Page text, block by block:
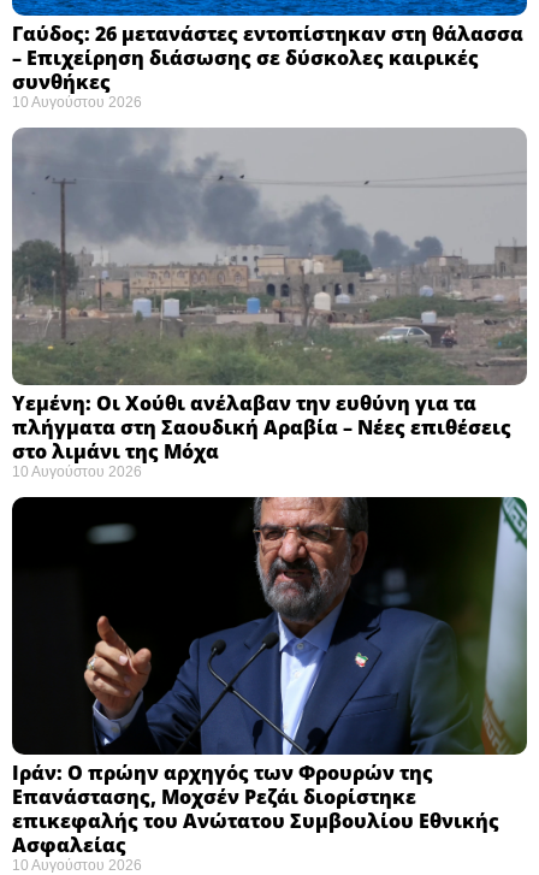
Γαύδος: 26 μετανάστες εντοπίστηκαν στη θάλασσα
– Επιχείρηση διάσωσης σε δύσκολες καιρικές
συνθήκες ​
10 Αυγούστου 2026
Υεμένη: Οι Χούθι ανέλαβαν την ευθύνη για τα
πλήγματα στη Σαουδική Αραβία – Νέες επιθέσεις
στο λιμάνι της Μόχα ​
10 Αυγούστου 2026
Ιράν: Ο πρώην αρχηγός των Φρουρών της
Επανάστασης, Μοχσέν Ρεζάι διορίστηκε
επικεφαλής του Ανώτατου Συμβουλίου Εθνικής
Ασφαλείας ​
10 Αυγούστου 2026